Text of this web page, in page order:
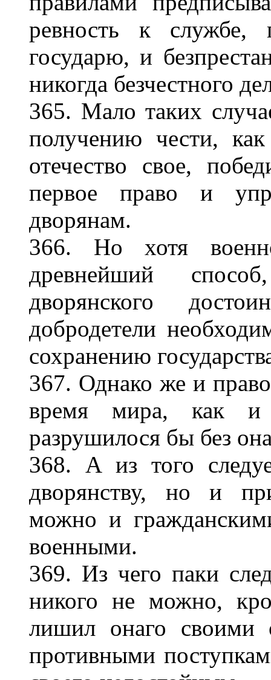
ревность к службе,
государю, и
никогда безчестного
365. Мало таких
получению чести,
отечество свое,
первое право и
дворянам.
366. Но хотя
древнейший
дворянского
добродетели
сохранению
367. Однако же и
время мира, как и
разрушилося бы без
368. А из того
дворянству, но и
можно и
военными.
369. Из чего паки
никого не можно,
лишил онаго своими
противными